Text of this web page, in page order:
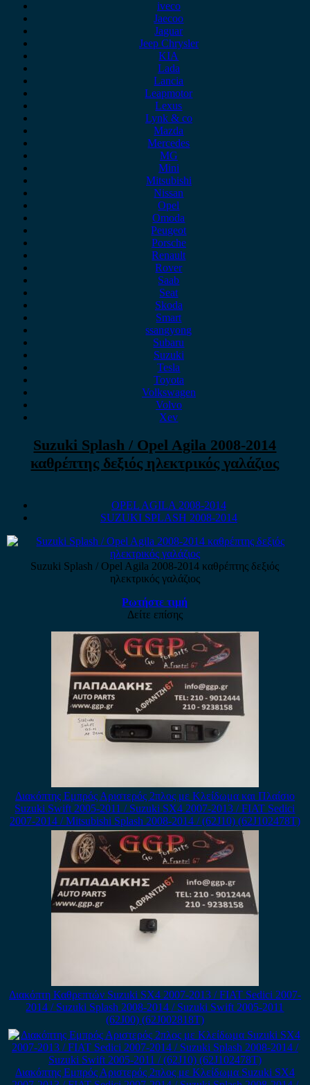
iveco
Jaecoo
Jaguar
Jeep Chrysler
KIA
Lada
Lancia
Leapmotor
Lexus
Lynk & co
Mazda
Mercedes
MG
Mini
Mitsubishi
Nissan
Opel
Omoda
Peugeot
Porsche
Renault
Rover
Saab
Seat
Skoda
Smart
ssangyong
Subaru
Suzuki
Tesla
Toyota
Volkswagen
Volvo
Xev
Suzuki Splash / Opel Agila 2008-2014
καθρέπτης δεξιός ηλεκτρικός γαλάζιος
OPEL AGILA 2008-2014
SUZUKI SPLASH 2008-2014
Suzuki Splash / Opel Agila 2008-2014 καθρέπτης δεξιός
ηλεκτρικός γαλάζιος
Ρωτήστε τιμή
Δείτε επίσης
Διακόπτης Εμπρός Αριστερός 2πλος με Κλείδωμα και Πλαίσιο
Suzuki Swift 2005-2011 / Suzuki SX4 2007-2013 / FIAT Sedici
2007-2014 / Mitsubishi Splash 2008-2014 / (62J10) (62J102478T)
Διακόπτη Καθρεπτών Suzuki SX4 2007-2013 / FIAT Sedici 2007-
2014 / Suzuki Splash 2008-2014 / Suzuki Swift 2005-2011
(62J00) (62J002818T)
Διακόπτης Εμπρός Αριστερός 2πλος με Κλείδωμα Suzuki SX4